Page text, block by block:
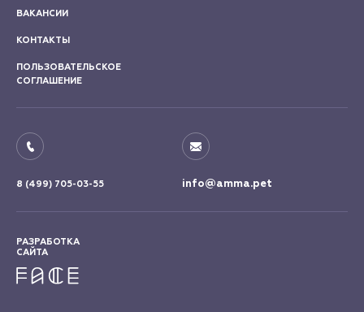
ВАКАНСИИ
КОНТАКТЫ
ПОЛЬЗОВАТЕЛЬСКОЕ
СОГЛАШЕНИЕ
8 (499) 705-03-55 info@amma.pet
РАЗРАБОТКА
САЙТА